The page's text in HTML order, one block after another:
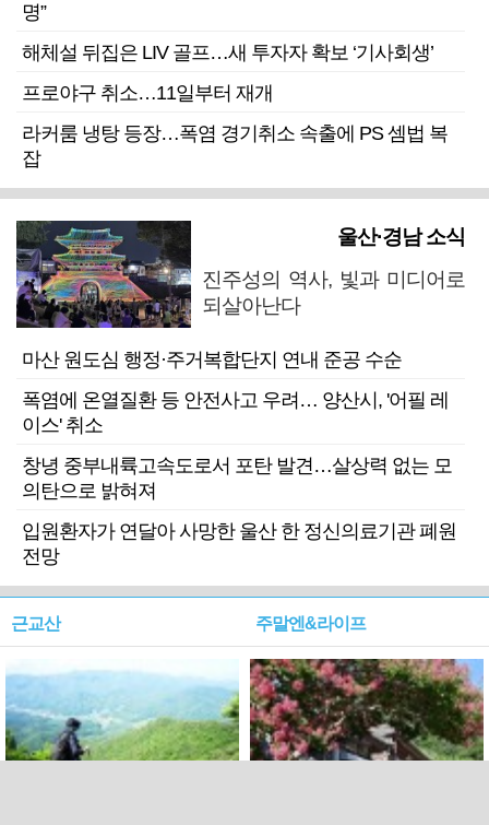
명”
해체설 뒤집은 LIV 골프…새 투자자 확보 ‘기사회생’
프로야구 취소…11일부터 재개
라커룸 냉탕 등장…폭염 경기취소 속출에 PS 셈법 복
잡
울산·경남 소식
진주성의 역사, 빛과 미디어로
되살아난다
마산 원도심 행정·주거복합단지 연내 준공 수순
폭염에 온열질환 등 안전사고 우려… 양산시, '어필 레
이스' 취소
창녕 중부내륙고속도로서 포탄 발견…살상력 없는 모
의탄으로 밝혀져
입원환자가 연달아 사망한 울산 한 정신의료기관 폐원
전망
근교산 주말엔&라이프